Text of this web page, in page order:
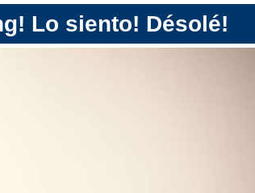
Lo siento! Désolé!